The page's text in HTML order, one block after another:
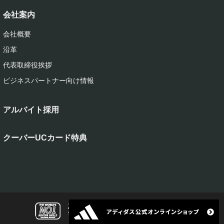
会社案内
会社概要
沿革
代表取締役挨拶
ビジネスパートナー向け情報
アルバイト採用
クーバーUCカード特典